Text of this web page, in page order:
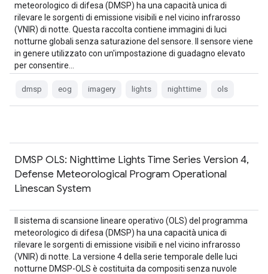
meteorologico di difesa (DMSP) ha una capacità unica di
rilevare le sorgenti di emissione visibili e nel vicino infrarosso
(VNIR) di notte. Questa raccolta contiene immagini di luci
notturne globali senza saturazione del sensore. Il sensore viene
in genere utilizzato con un'impostazione di guadagno elevato
per consentire…
dmsp eog imagery lights nighttime ols
DMSP OLS: Nighttime Lights Time Series Version 4,
Defense Meteorological Program Operational
Linescan System
Il sistema di scansione lineare operativo (OLS) del programma
meteorologico di difesa (DMSP) ha una capacità unica di
rilevare le sorgenti di emissione visibili e nel vicino infrarosso
(VNIR) di notte. La versione 4 della serie temporale delle luci
notturne DMSP-OLS è costituita da compositi senza nuvole